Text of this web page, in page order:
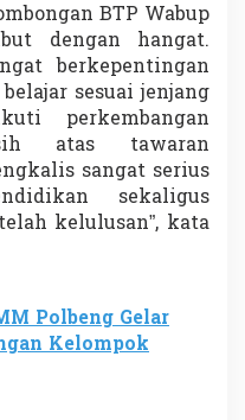
BTP Wabup
dengan hangat.
berkepentingan
sesuai jenjang
perkembangan
atas tawaran
sangat serius
sekaligus
kelulusan”, kata
Polbeng Gelar
Kelompok